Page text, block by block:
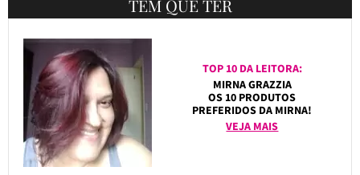
TEM QUE TER
TOP 10 DA LEITORA:
MIRNA GRAZZIA
OS 10 PRODUTOS
PREFERIDOS DA MIRNA!
VEJA MAIS